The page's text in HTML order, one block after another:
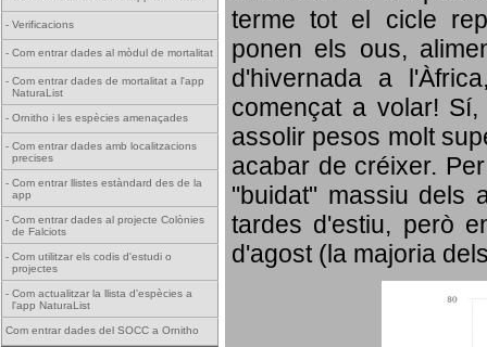
- Verificacions
- Com entrar dades al mòdul de mortalitat
- Com entrar dades de mortalitat a l'app
NaturaList
- Ornitho i les espècies amenaçades
- Com entrar dades amb localitzacions
precises
- Com entrar llistes estàndard des de la
app
- Com entrar dades al projecte Colònies
de Falciots
- Com utilitzar els codis d'estudi o
projectes
- Com actualitzar la llista d'espècies a
l'app NaturaList
Com entrar dades del SOCC a Ornitho
terme tot el cicle
ponen els ous,
d'hivernada a
començat a volar!
assolir pesos molt
acabar de créixer.
"buidat" massiu dels
tardes d'estiu, però
d'agost (la majoria